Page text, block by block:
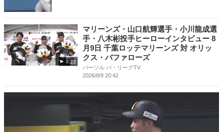
7:22
マリーンズ・山口航輝選手・小川龍成選
手・八木彬投手ヒーローインタビュー 8
月9日 千葉ロッテマリーンズ 対 オリッ
クス・バファローズ
パーソル パ・リーグTV
2026/8/9 20:42